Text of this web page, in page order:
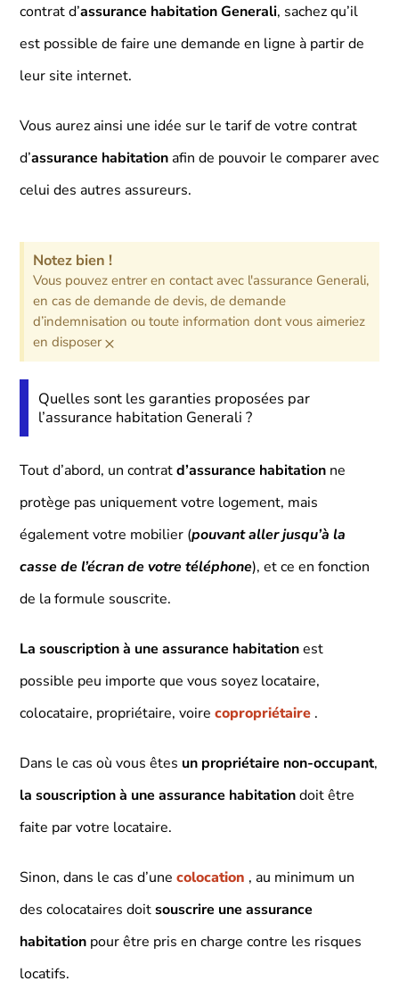
contrat d’assurance habitation Generali, sachez qu’il
est possible de faire une demande en ligne à partir de
leur site internet.
Vous aurez ainsi une idée sur le tarif de votre contrat
d’assurance habitationafin de pouvoir le comparer avec
celui des autres assureurs.
Notez bien !
Vous pouvez entrer en contact avec l'assurance Generali,
en cas de demande de devis, de demande
d’indemnisation ou toute information dont vous aimeriez
en disposer ×
Quelles sont les garanties proposées par
l’assurance habitation Generali ?
Tout d’abord, un contratd’assurance habitation ne
protège pas uniquement votre logement, mais
également votre mobilier (pouvant aller jusqu’à la
casse de l’écran de votre téléphone), et ce en fonction
de la formule souscrite.
La souscription à une assurance habitationest
possible peu importe que vous soyez locataire,
colocataire, propriétaire, voirecopropriétaire .
Dans le cas où vous êtes un propriétaire non-occupant,
la souscription à une assurance habitationdoit être
faite par votre locataire.
Sinon, dans le cas d’unecolocation , au minimum un
des colocataires doitsouscrire une assurance
habitation pour être pris en charge contre les risques
locatifs.